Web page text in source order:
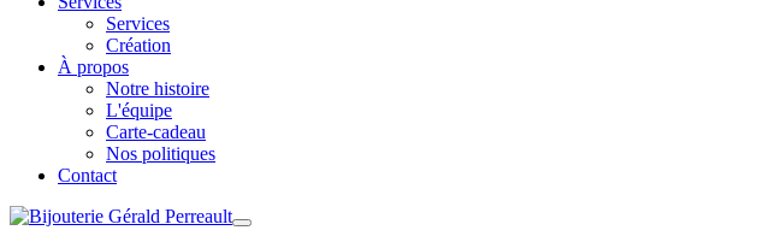
Services
Création
À propos
Notre histoire
L'équipe
Carte-cadeau
Nos politiques
Contact